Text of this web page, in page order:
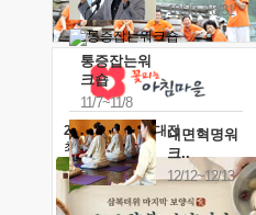
10/30~10/31
통증잡는워
크숍
11/7~11/8
내면혁명워
크..
12/12~12/13
2026 말복 보양대전
최대74%할인